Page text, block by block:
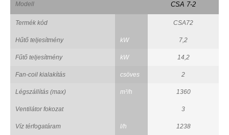
Modell CSA 7-2
Termék kód CSA72
Hűtő teljesítmény kW 7,2
Fűtő teljesítmény kW 14,2
Fan-coil kialakítás csöves 2
Légszállítás (max) m³/h 1360
Ventilátor fokozat 3
Víz térfogatáram l/h 1238